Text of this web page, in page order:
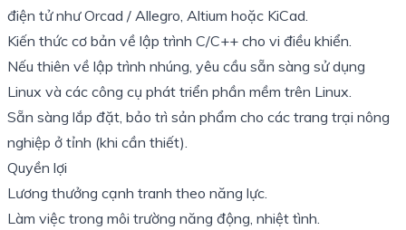
điện tử như Orcad / Allegro, Altium hoặc KiCad.
Kiến thức cơ bản về lập trình C/C++ cho vi điều khiển.
Nếu thiên về lập trình nhúng, yêu cầu sẵn sàng sử dụng
Linux và các công cụ phát triển phần mềm trên Linux.
Sẵn sàng lắp đặt, bảo trì sản phẩm cho các trang trại nông
nghiệp ở tỉnh (khi cần thiết).
Quyền lợi
Lương thưởng cạnh tranh theo năng lực.
Làm việc trong môi trường năng động, nhiệt tình.